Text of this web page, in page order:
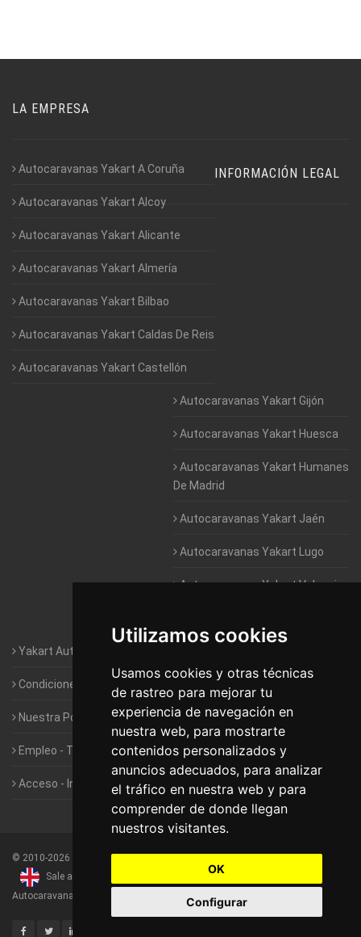
Utilizamos cookies
Usamos cookies y otras técnicas
de rastreo para mejorar tu
experiencia de navegación en
nuestra web, para mostrarte
contenidos personalizados y
anuncios adecuados, para analizar
el tráfico en nuestra web y para
comprender de donde llegan
nuestros visitantes.
OK
Configurar
LA EMPRESA
Autocaravanas Yakart A Coruña
Autocaravanas Yakart Alcoy
Autocaravanas Yakart Alicante
Autocaravanas Yakart Almería
Autocaravanas Yakart Bilbao
Autocaravanas Yakart Caldas De Reis
Autocaravanas Yakart Castellón
Autocaravanas Yakart Gijón
Autocaravanas Yakart Huesca
Autocaravanas Yakart Humanes
De Madrid
Autocaravanas Yakart Jaén
Autocaravanas Yakart Lugo
Autocaravanas Yakart Valencia
INFORMACIÓN LEGAL
Yakart Autocaravanas · La empresa
Condiciones de Alquiler de Yakart
Nuestra Política de Privacidad
Empleo - Trabaja con nosotros
Acceso - Intranet de Franquiciados
© 2010-2026 Yakart Autocaravanas · Todos los derechos reservados
Sale and rentals of motorhomes
Autocaravanas